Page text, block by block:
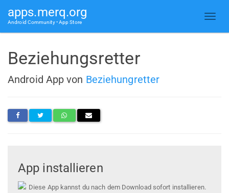
apps.merq.org
Android Community • App Store
Beziehungsretter
Android App von Beziehungretter
App installieren
Diese App kannst du nach dem Download sofort installieren.